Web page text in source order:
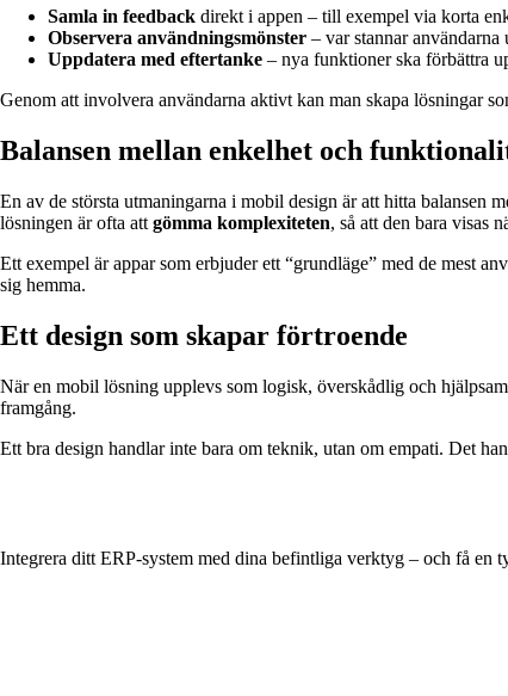
Samla in feedback direkt i appen – till exempel via korta
Observera användningsmönster – var stannar
Uppdatera med eftertanke – nya funktioner ska förbättra
Genom att involvera användarna aktivt kan man skapa lösningar
Balansen mellan enkelhet och
En av de största utmaningarna i mobil design är att hitta balansen
lösningen är ofta att gömma komplexiteten, så att den bara visas
Ett exempel är appar som erbjuder ett “grundläge” med de mest
sig hemma.
Ett design som skapar förtroende
När en mobil lösning upplevs som logisk, överskådlig och
framgång.
Ett bra design handlar inte bara om teknik, utan om empati. Det
Integrera ditt ERP-system med dina befintliga verktyg – och få en